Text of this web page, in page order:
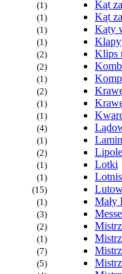
(1)
(1)
(1)
(1)
(2)
(2)
(1)
(2)
(1)
(1)
(4)
(1)
(2)
(1)
(1)
(15)
(1)
(3)
(2)
(1)
(7)
(5)
Kąt
Kąt
Kąty
Klapy
Klips
Lipole
Lotki
Mały